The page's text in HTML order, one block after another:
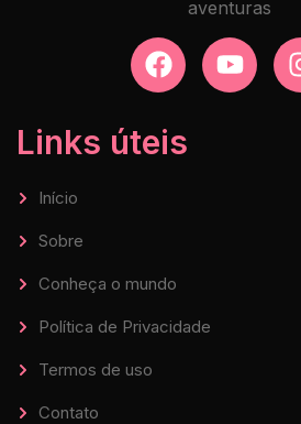
aventuras
Links úteis
Início
Sobre
Conheça o mundo
Política de Privacidade
Termos de uso
Contato